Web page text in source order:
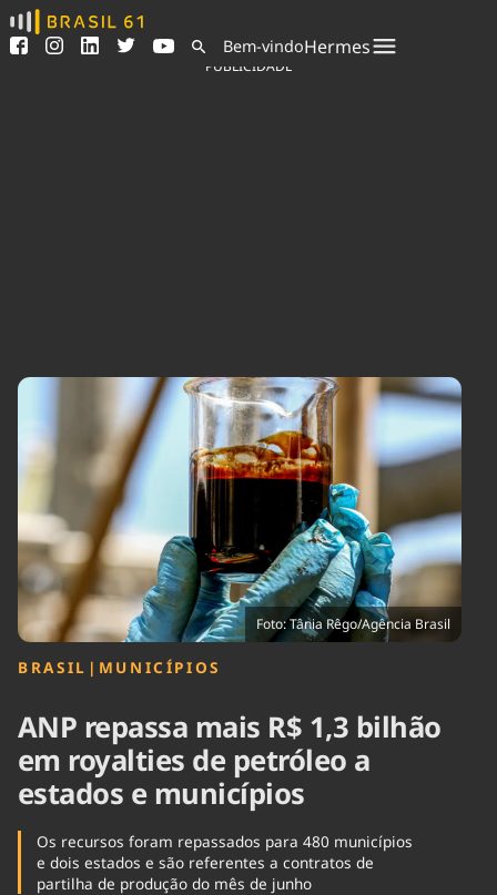
Ver todas as notícias
Podcasts
Indicadores
Brasil
Brasil Mineral
Cinema
Comportamento
Cultura
Economia
Educação
Infraestrutura
Internacional
Meio Ambiente
Podcast
Política
Saúde
Tempo
Bem-vindoHermes
PUBLICIDADE
Foto: Tânia Rêgo/Agência Brasil
BRASIL | MUNICÍPIOS
ANP repassa mais R$ 1,3 bilhão
em royalties de petróleo a
estados e municípios
Os recursos foram repassados para 480 municípios
e dois estados e são referentes a contratos de
partilha de produção do mês de junho